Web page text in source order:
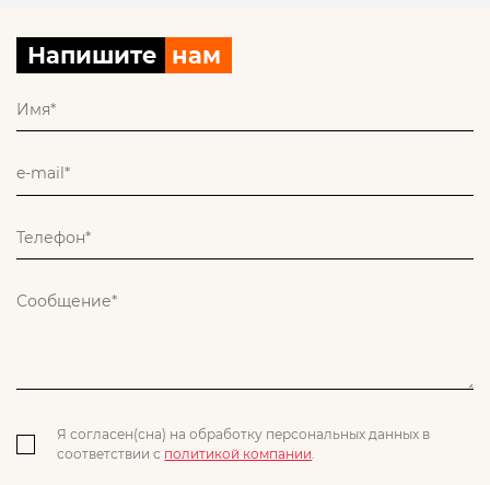
Напишите нам
Я согласен(сна) на обработку персональных данных в
соответствии с политикой компании.